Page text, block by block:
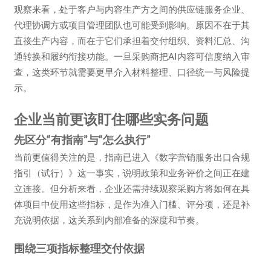
观察来看，处于客户与内容生产方之间的供应链服务企业、
代理协调方或项目管理团队也可能受到影响。原因不在于其
直接生产内容，而在于它们承担着交付组织、资料汇总、沟
通转换和履约衔接功能。一旦采购商把AI内容可信度纳入审
查，这类环节就需要更早介入材料整理、口径统一与风险提
示。
企业当前更该盯住哪些实务问题
先区分“有指南”与“怎么执行”
当前更值得关注的是，指南已进入《数字营销服务出口合规
指引（试行）》这一事实，说明政策和业务评价之间正在建
立连接。但分析来看，企业还需持续观察采购方将如何在具
体项目中使用这些指标，是作为准入门槛、评分项，还是补
充说明依据，这关系到内部准备的深度和节奏。
围绕三项指标整理交付依据